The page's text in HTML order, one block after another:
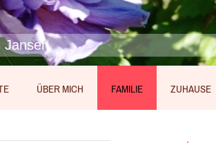
Jansen
ÜBER MICH FAMILIE ZUHAUSE